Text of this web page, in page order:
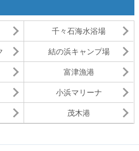
千々石海水浴場
結の浜キャンプ場
富津漁港
小浜マリーナ
茂木港